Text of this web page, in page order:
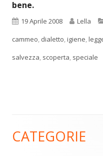
bene.
Pubblicato
19 Aprile 2008 Autore
Lella
cammeo, dialetto,igiene,
salvezza, scoperta, speciale
Barra
CATEGORIE